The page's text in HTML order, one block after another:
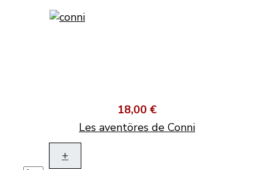
18,00 €
Les aventöres de Conni
+